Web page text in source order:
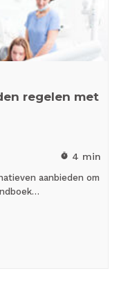
regelen met
timer 4 min
aanbieden om